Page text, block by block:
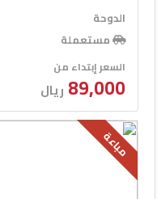
الدوحة
مستعملة
السعر إبتداء من
89,000 ريال
مباعة